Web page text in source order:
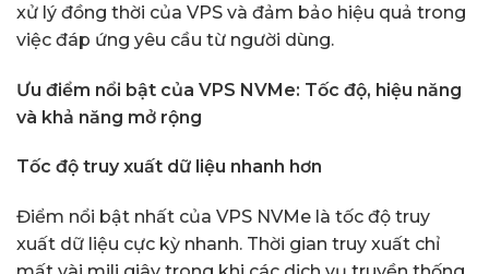
xử lý đồng thời của VPS và đảm bảo hiệu quả trong
việc đáp ứng yêu cầu từ người dùng.
Ưu điểm nổi bật của VPS NVMe: Tốc độ, hiệu năng
và khả năng mở rộng
Tốc độ truy xuất dữ liệu nhanh hơn
Điểm nổi bật nhất của VPS NVMe là tốc độ truy
xuất dữ liệu cực kỳ nhanh. Thời gian truy xuất chỉ